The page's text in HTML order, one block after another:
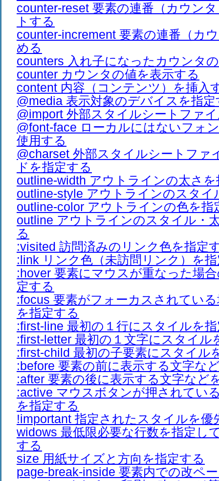
counter-reset 要素の連番（カウン
トする
counter-increment 要素の連番（カ
める
counters 入れ子になったカウンタ
counter カウンタの値を表示する
content 内容（コンテンツ）を挿入
@media 表示対象のデバイスを指
@import 外部スタイルシートファ
@font-face ローカルにはないフォ
使用する
@charset 外部スタイルシートファ
ドを指定する
outline-width アウトラインの太さ
outline-style アウトラインのスタイ
outline-color アウトラインの色を指
outline アウトラインのスタイル・
る
:visited 訪問済みのリンク色を指定
:link リンク色（未訪問リンク）を
:hover 要素にマウスが重なった場
定する
:focus 要素がフォーカスされてい
を指定する
:first-line 最初の１行にスタイルを
:first-letter 最初の１文字にスタイル
:first-child 最初の子要素にスタイル
:before 要素の前に表示する文字な
:after 要素の後に表示する文字など
:active マウスボタンが押されてい
を指定する
!important 指定されたスタイルを優
widows 最低限必要な行数を指定し
する
size 用紙サイズと方向を指定する
page-break-inside 要素内での改ペ